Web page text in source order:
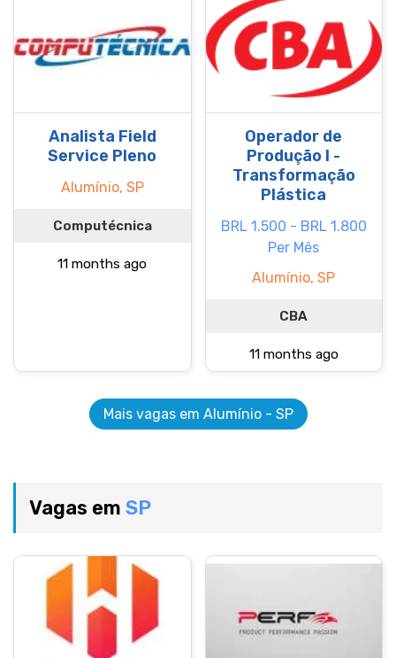
Analista Field
Service Pleno
Alumínio, SP
Computécnica
11 months ago
Operador de
Produção I -
Transformação
Plástica
BRL 1.500 - BRL 1.800
Per Mês
Alumínio, SP
CBA
11 months ago
Mais vagas em Alumínio - SP
Vagas em SP